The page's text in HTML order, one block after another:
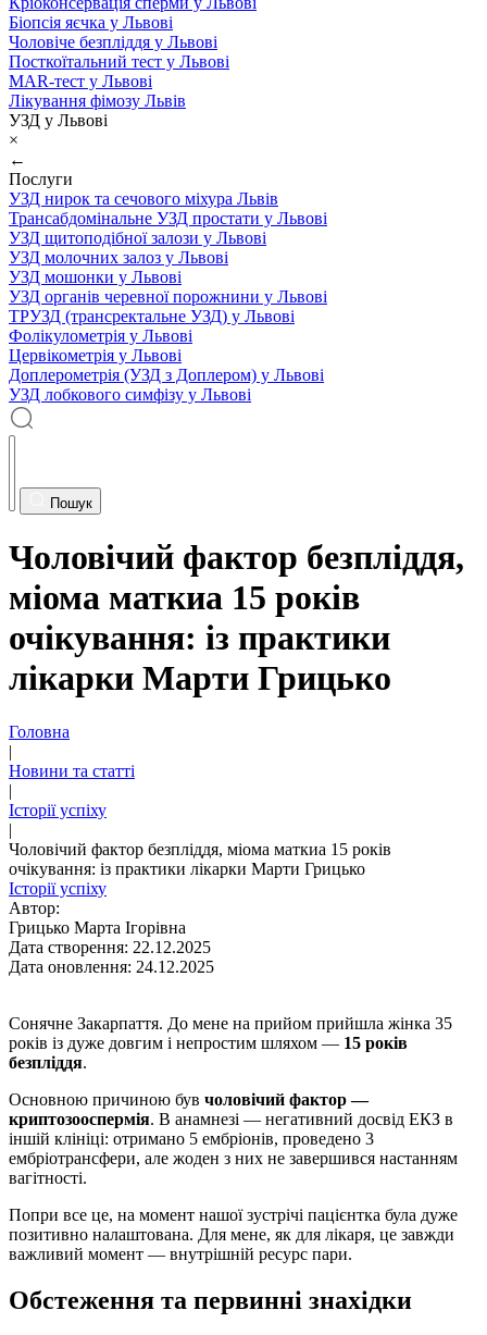
Біопсія яєчка у Львові
Чоловіче безпліддя у Львові
Посткоїтальний тест у Львові
MAR-тест у Львові
Лікування фімозу Львів
УЗД у Львові
×
←
Послуги
УЗД нирок та сечового міхура Львів
Трансабдомінальне УЗД простати у Львові
УЗД щитоподібної залози у Львові
УЗД молочних залоз у Львові
УЗД мошонки у Львові
УЗД органів черевної порожнини у Львові
ТРУЗД (трансректальне УЗД) у Львові
Фолікулометрія у Львові
Цервікометрія у Львові
Доплерометрія (УЗД з Доплером) у Львові
УЗД лобкового симфізу у Львові
Пошук
Чоловічий фактор безпліддя,
міома маткиа 15 років
очікування: із практики
лікарки Марти Грицько
Головна
|
Новини та статті
|
Історії успіху
|
Чоловічий фактор безпліддя, міома маткиа 15 років
очікування: із практики лікарки Марти Грицько
Історії успіху
Автор:
Грицько Марта Ігорівна
Дата створення: 22.12.2025
Дата оновлення: 24.12.2025
Сонячне Закарпаття. До мене на прийом прийшла жінка 35
років із дуже довгим і непростим шляхом — 15 років
безпліддя.
Основною причиною був чоловічий фактор —
криптозооспермія. В анамнезі — негативний досвід ЕКЗ в
іншій клініці: отримано 5 ембріонів, проведено 3
ембріотрансфери, але жоден з них не завершився настанням
вагітності.
Попри все це, на момент нашої зустрічі пацієнтка була дуже
позитивно налаштована. Для мене, як для лікаря, це завжди
важливий момент — внутрішній ресурс пари.
Обстеження та первинні знахідки